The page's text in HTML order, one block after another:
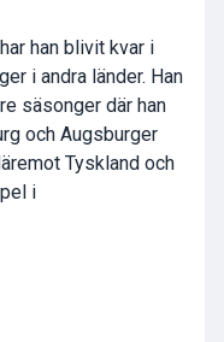
han blivit kvar i
i andra länder. Han
säsonger där han
och Augsburger
Tyskland och
i